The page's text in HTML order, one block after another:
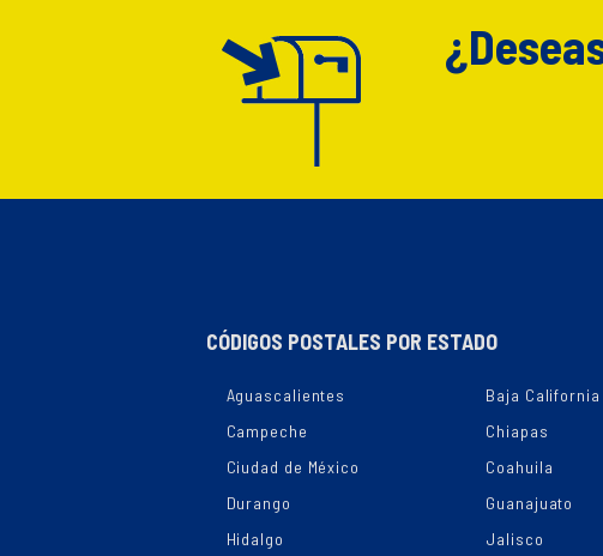
CÓDIGOS POSTALES POR ESTADO
Aguascalientes Baja California
Campeche
Chiapas
Ciudad de México
Coahuila
Durango
Guanajuato
Hidalgo
Jalisco